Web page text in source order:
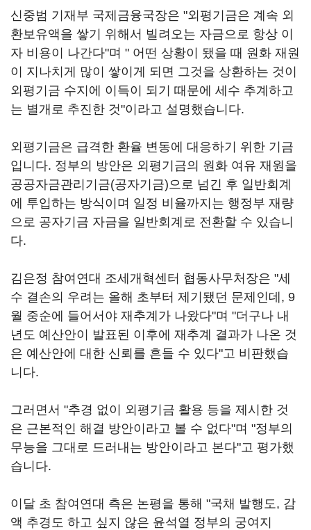
신중범 기재부 국제금융국장은 "외평기금은 계속 외
환보유액을 쌓기 위해서 빌려오는 자금으로 항상 이
자 비용이 나간다"며 " 어떤 상황이 됐을 때 원화 재원
이 지나치게 많이 쌓이게 되면 그것을 상환하는 것이
외평기금 수지에 이득이 되기 때문에 세수 추계하고
는 별개로 추진한 것"이라고 설명했습니다.
외평기금은 급격한 환율 변동에 대응하기 위한 기금
입니다. 정부의 방안은 외평기금의 원화 여유 재원을
공공자금관리기금(공자기금)으로 넘긴 후 일반회계
에 투입하는 방식이며 일정 비율까지는 행정부 재량
으로 공자기금 자금을 일반회계로 전환할 수 있습니
다.
김은정 참여연대 조세개혁센터 협동사무처장은 "세
수 결손의 우려는 올해 초부터 제기됐던 문제인데, 9
월 중순에 들어서야 재추계가 나왔다"며 "더구나 내
년도 예산안이 발표된 이후에 재추계 결과가 나온 것
은 예산안에 대한 신뢰를 흔들 수 있다"고 비판했습
니다.
그러면서 "추경 없이 외평기금 활용 등을 제시한 것
은 근본적인 해결 방안이라고 볼 수 없다"며 "정부의
무능을 그대로 드러내는 방안이라고 본다"고 평가했
습니다.
이달 초 참여연대 측은 논평을 통해 "국채 발행도, 감
액 추경도 하고 싶지 않은 윤석열 정부의 궁여지